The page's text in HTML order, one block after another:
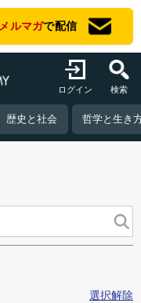
ルマガで配信
ログイン 検索
歴史と社会 哲学と生き
選択解除